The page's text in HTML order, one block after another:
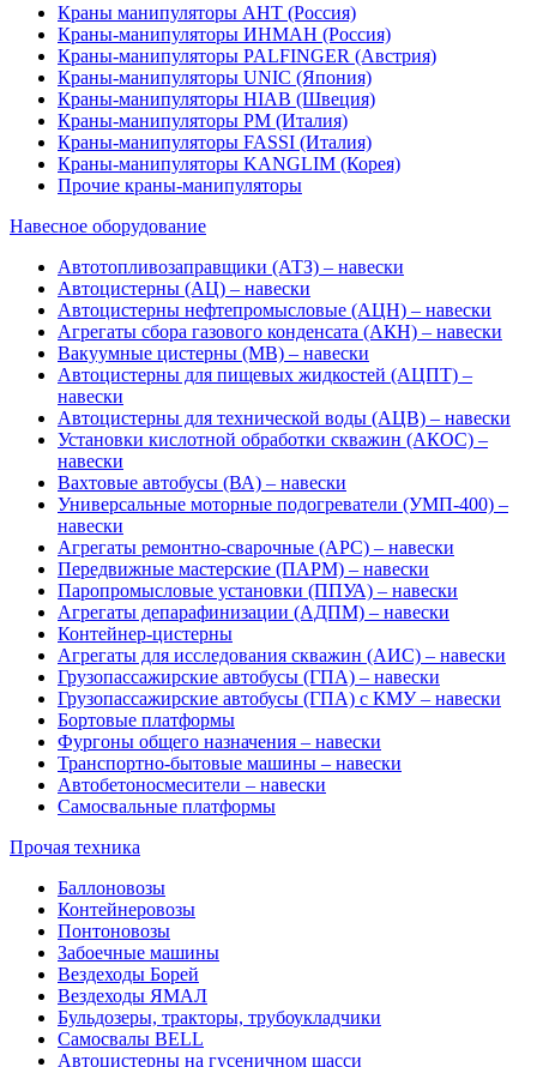
Краны манипуляторы АНТ (Россия)
Краны-манипуляторы ИНМАН (Россия)
Краны-манипуляторы PALFINGER (Австрия)
Краны-манипуляторы UNIC (Япония)
Краны-манипуляторы HIAB (Швеция)
Краны-манипуляторы PM (Италия)
Краны-манипуляторы FASSI (Италия)
Краны-манипуляторы KANGLIM (Корея)
Прочие краны-манипуляторы
Навесное оборудование
Автотопливозаправщики (АТЗ) – навески
Автоцистерны (АЦ) – навески
Автоцистерны нефтепромысловые (АЦН) – навески
Агрегаты сбора газового конденсата (АКН) – навески
Вакуумные цистерны (МВ) – навески
Автоцистерны для пищевых жидкостей (АЦПТ) –
навески
Автоцистерны для технической воды (АЦВ) – навески
Установки кислотной обработки скважин (АКОС) –
навески
Вахтовые автобусы (ВА) – навески
Универсальные моторные подогреватели (УМП-400) –
навески
Агрегаты ремонтно-сварочные (АРС) – навески
Передвижные мастерские (ПАРМ) – навески
Паропромысловые установки (ППУА) – навески
Агрегаты депарафинизации (АДПМ) – навески
Контейнер-цистерны
Агрегаты для исследования скважин (АИС) – навески
Грузопассажирские автобусы (ГПА) – навески
Грузопассажирские автобусы (ГПА) с КМУ – навески
Бортовые платформы
Фургоны общего назначения – навески
Транспортно-бытовые машины – навески
Автобетоносмесители – навески
Самосвальные платформы
Прочая техника
Баллоновозы
Контейнеровозы
Понтоновозы
Забоечные машины
Вездеходы Борей
Вездеходы ЯМАЛ
Бульдозеры, тракторы, трубоукладчики
Самосвалы BELL
Автоцистерны на гусеничном шасси